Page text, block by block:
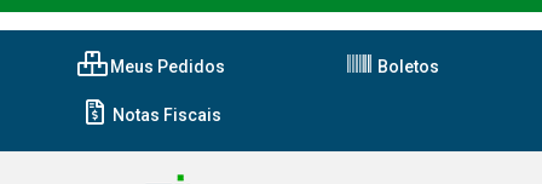
Meus Pedidos Boletos
Notas Fiscais